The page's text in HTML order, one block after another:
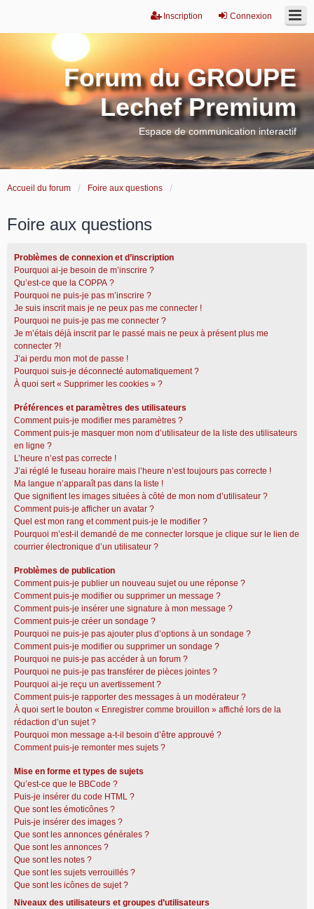
Connexion
Inscription
Forum du GROUPE
Lechef Premium
Espace de communication interactif
Accueil du forum Foire aux questions
Foire aux questions
Problèmes de connexion et d’inscription
Pourquoi ai-je besoin de m’inscrire ?
Qu’est-ce que la COPPA ?
Pourquoi ne puis-je pas m’inscrire ?
Je suis inscrit mais je ne peux pas me connecter !
Pourquoi ne puis-je pas me connecter ?
Je m’étais déjà inscrit par le passé mais ne peux à présent plus me
connecter ?!
J’ai perdu mon mot de passe !
Pourquoi suis-je déconnecté automatiquement ?
À quoi sert « Supprimer les cookies » ?
Préférences et paramètres des utilisateurs
Comment puis-je modifier mes paramètres ?
Comment puis-je masquer mon nom d’utilisateur de la liste des utilisateurs
en ligne ?
L’heure n’est pas correcte !
J’ai réglé le fuseau horaire mais l’heure n’est toujours pas correcte !
Ma langue n’apparaît pas dans la liste !
Que signifient les images situées à côté de mon nom d’utilisateur ?
Comment puis-je afficher un avatar ?
Quel est mon rang et comment puis-je le modifier ?
Pourquoi m’est-il demandé de me connecter lorsque je clique sur le lien de
courrier électronique d’un utilisateur ?
Problèmes de publication
Comment puis-je publier un nouveau sujet ou une réponse ?
Comment puis-je modifier ou supprimer un message ?
Comment puis-je insérer une signature à mon message ?
Comment puis-je créer un sondage ?
Pourquoi ne puis-je pas ajouter plus d’options à un sondage ?
Comment puis-je modifier ou supprimer un sondage ?
Pourquoi ne puis-je pas accéder à un forum ?
Pourquoi ne puis-je pas transférer de pièces jointes ?
Pourquoi ai-je reçu un avertissement ?
Comment puis-je rapporter des messages à un modérateur ?
À quoi sert le bouton « Enregistrer comme brouillon » affiché lors de la
rédaction d’un sujet ?
Pourquoi mon message a-t-il besoin d’être approuvé ?
Comment puis-je remonter mes sujets ?
Mise en forme et types de sujets
Qu’est-ce que le BBCode ?
Puis-je insérer du code HTML ?
Que sont les émoticônes ?
Puis-je insérer des images ?
Que sont les annonces générales ?
Que sont les annonces ?
Que sont les notes ?
Que sont les sujets verrouillés ?
Que sont les icônes de sujet ?
Niveaux des utilisateurs et groupes d’utilisateurs